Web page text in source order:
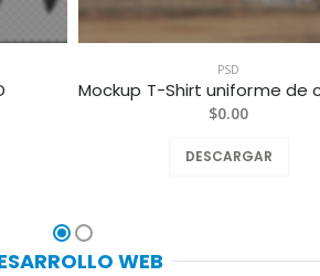
PSD
$0.00
DESCARGAR
WEB